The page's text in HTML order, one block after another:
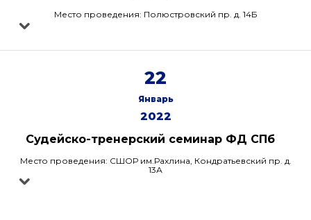
Место проведения: Полюстровский пр. д. 14Б
22
Январь
2022
Судейско-тренерский семинар ФД СПб
Место проведения: СШОР им.Рахлина, Кондратьевский пр. д.
13А